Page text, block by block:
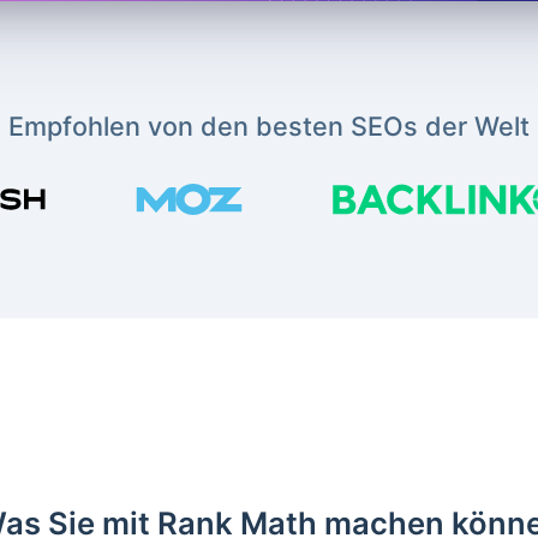
Empfohlen von den besten SEOs der Welt
Sie mit Rank Math machen